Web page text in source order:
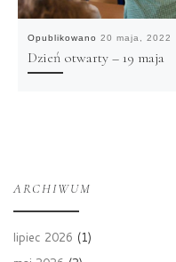
Opublikowano 20 maja, 2022
Dzień otwarty – 19 maja
ARCHIWUM
lipiec 2026 (1)